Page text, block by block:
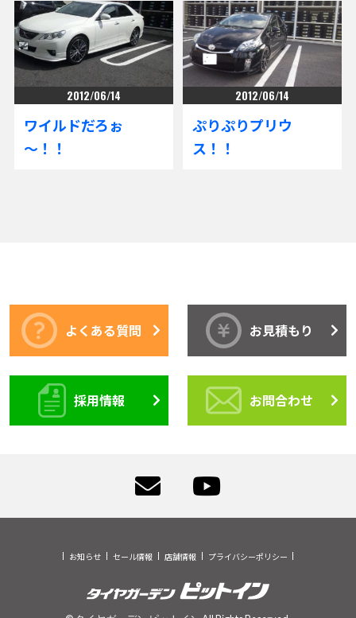
2012/06/14
ワイルドだろぉ
～！！
2012/06/14
ぷりぷりプリウ
ス！！
よくある質問 お見積もり
採用情報 お問合わせ
お知らせ セール情報 店舗情報 プライバシーポリシー